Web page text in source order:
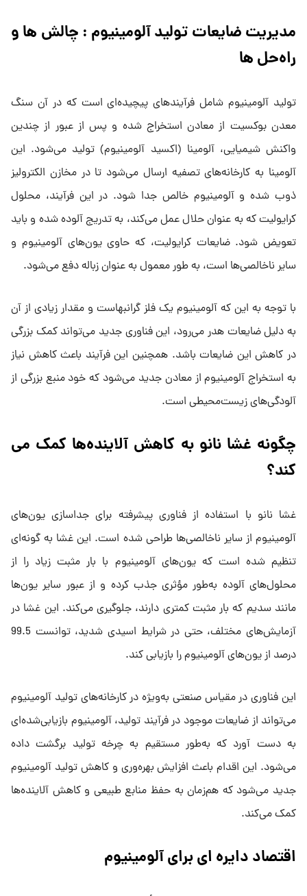
مدیریت ضایعات تولید آلومینیوم : چالش ‌ها و
راه‌حل ‌ها
تولید آلومینیوم شامل فرآیندهای پیچیده‌ای است که در آن سنگ
معدن بوکسیت از معادن استخراج شده و پس از عبور از چندین
واکنش شیمیایی، آلومینا (اکسید آلومینیوم) تولید می‌شود. این
آلومینا به کارخانه‌های تصفیه ارسال می‌شود تا در مخازن الکترولیز
ذوب شده و آلومینیوم خالص جدا شود. در این فرآیند، محلول
کرایولیت که به عنوان حلال عمل می‌کند، به تدریج آلوده شده و باید
تعویض شود. ضایعات کرایولیت، که حاوی یون‌های آلومینیوم و
سایر ناخالصی‌ها است، به طور معمول به عنوان زباله دفع می‌شود.
با توجه به این که آلومینیوم یک فلز گرانبهاست و مقدار زیادی از آن
به دلیل ضایعات هدر می‌رود، این فناوری جدید می‌تواند کمک بزرگی
در کاهش این ضایعات باشد. همچنین این فرآیند باعث کاهش نیاز
به استخراج آلومینیوم از معادن جدید می‌شود که خود منبع بزرگی از
آلودگی‌های زیست‌محیطی است.
چگونه غشا نانو به کاهش آلاینده‌ها کمک می‌
کند؟
غشا نانو با استفاده از فناوری پیشرفته برای جداسازی یون‌های
آلومینیوم از سایر ناخالصی‌ها طراحی شده است. این غشا به گونه‌ای
تنظیم شده است که یون‌های آلومینیوم با بار مثبت زیاد را از
محلول‌های آلوده به‌طور مؤثری جذب کرده و از عبور سایر یون‌ها
مانند سدیم که بار مثبت کمتری دارند، جلوگیری می‌کند. این غشا در
آزمایش‌های مختلف، حتی در شرایط اسیدی شدید، توانست 99.5
درصد از یون‌های آلومینیوم را بازیابی کند.
این فناوری در مقیاس صنعتی به‌ویژه در کارخانه‌های تولید آلومینیوم
می‌تواند از ضایعات موجود در فرآیند تولید، آلومینیوم بازیابی‌شده‌ای
به دست آورد که به‌طور مستقیم به چرخه تولید برگشت داده
می‌شود. این اقدام باعث افزایش بهره‌وری و کاهش تولید آلومینیوم
جدید می‌شود که هم‌زمان به حفظ منابع طبیعی و کاهش آلاینده‌ها
کمک می‌کند.
اقتصاد دایره‌ ای برای آلومینیوم